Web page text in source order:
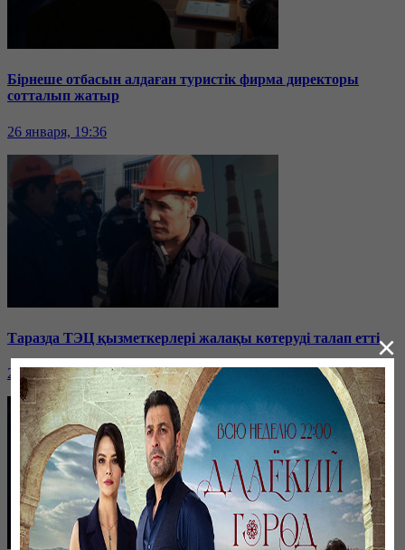
Бірнеше отбасын алдаған туристік фирма директоры
сотталып жатыр
26 января, 19:36
Таразда ТЭЦ қызметкерлері жалақы көтеруді талап етті
26 января, 19:36
×